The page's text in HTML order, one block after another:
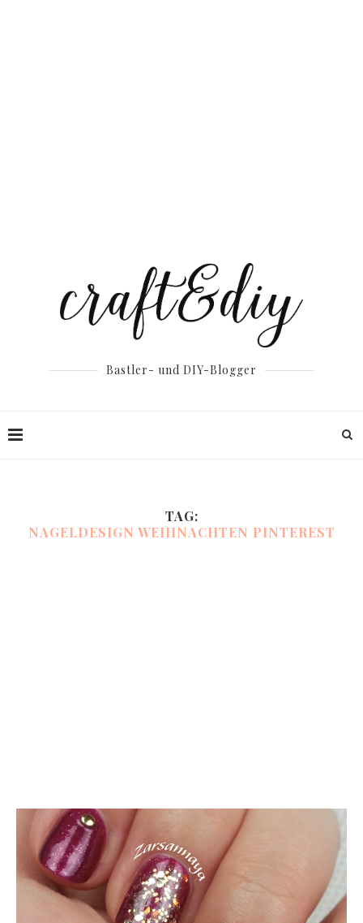
Bastler- und DIY-Blogger
TAG:
NAGELDESIGN WEIHNACHTEN PINTEREST